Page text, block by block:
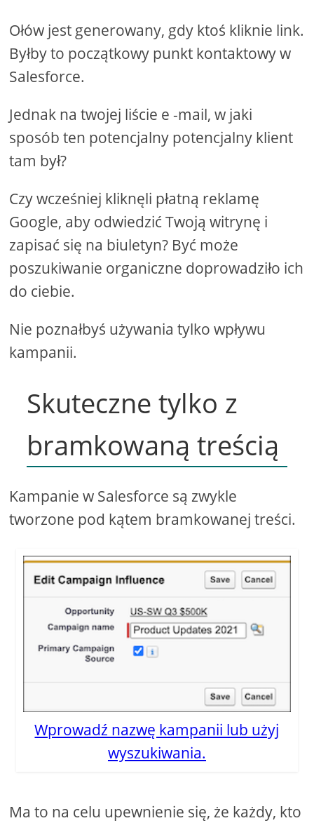
Ołów jest generowany, gdy ktoś kliknie link.
Byłby to początkowy punkt kontaktowy w
Salesforce.
Jednak na twojej liście e -mail, w jaki
sposób ten potencjalny potencjalny klient
tam był?
Czy wcześniej kliknęli płatną reklamę
Google, aby odwiedzić Twoją witrynę i
zapisać się na biuletyn? Być może
poszukiwanie organiczne doprowadziło ich
do ciebie.
Nie poznałbyś używania tylko wpływu
kampanii.
Skuteczne tylko z
bramkowaną treścią
Kampanie w Salesforce są zwykle
tworzone pod kątem bramkowanej treści.
Wprowadź nazwę kampanii lub użyj
wyszukiwania.
Ma to na celu upewnienie się, że każdy, kto